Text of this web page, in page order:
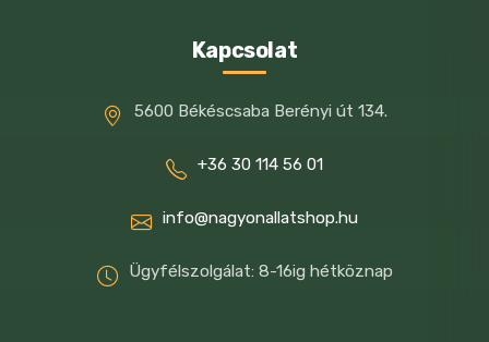
3b603 (cink) 29 mg
kötőanyagok: 1g562 (szepiolit) 77 mg
Kapcsolat
5600 Békéscsaba Berényi út 134.
+36 30 114 56 01
info@nagyonallatshop.hu
Ügyfélszolgálat: 8-16ig hétköznap